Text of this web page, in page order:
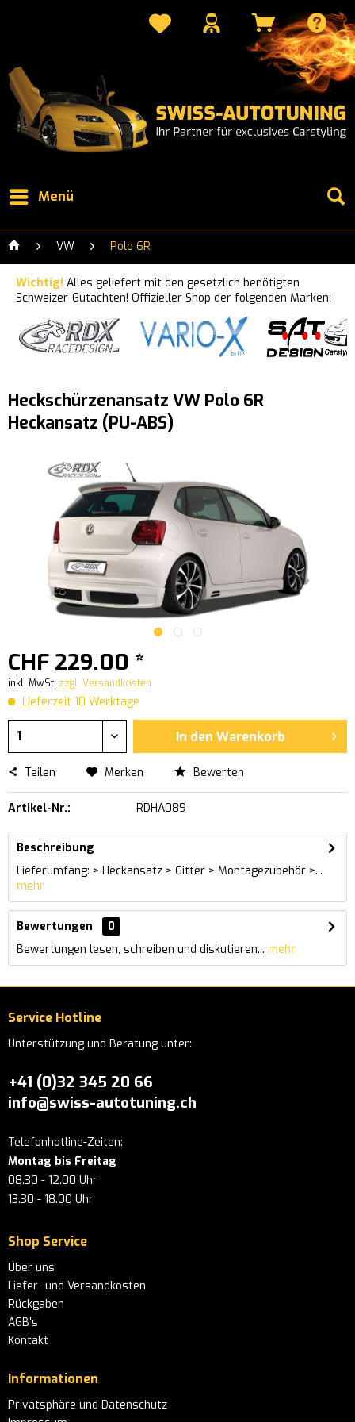
Menü
VW Polo 6R
Wichtig! Alles geliefert mit den gesetzlich benötigten
Schweizer-Gutachten! Offizieller Shop der folgenden Marken:
Heckschürzenansatz VW Polo 6R
Heckansatz (PU-ABS)
CHF 229.00 *
inkl. MwSt. zzgl. Versandkosten
Lieferzeit 10 Werktage
In den Warenkorb
Teilen Merken Bewerten
Artikel-Nr.: RDHA089
Beschreibung
Lieferumfang: > Heckansatz > Gitter > Montagezubehör >...
mehr
Bewertungen
0
Bewertungen lesen, schreiben und diskutieren... mehr
Service Hotline
Unterstützung und Beratung unter:
+41 (0)32 345 20 66
info@swiss-autotuning.ch
Telefonhotline-Zeiten:
Montag bis Freitag
08.30 - 12.00 Uhr
13.30 - 18.00 Uhr
Shop Service
Über uns
Liefer- und Versandkosten
Rückgaben
AGB's
Kontakt
Informationen
Privatsphäre und Datenschutz